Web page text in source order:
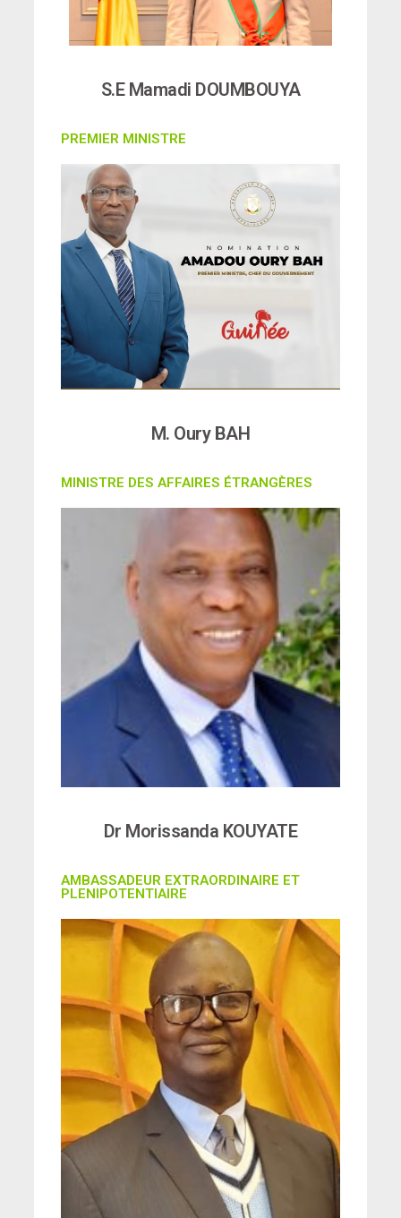
S.E Mamadi DOUMBOUYA
PREMIER MINISTRE
M. Oury BAH
MINISTRE DES AFFAIRES ÉTRANGÈRES
Dr Morissanda KOUYATE
AMBASSADEUR EXTRAORDINAIRE ET
PLENIPOTENTIAIRE